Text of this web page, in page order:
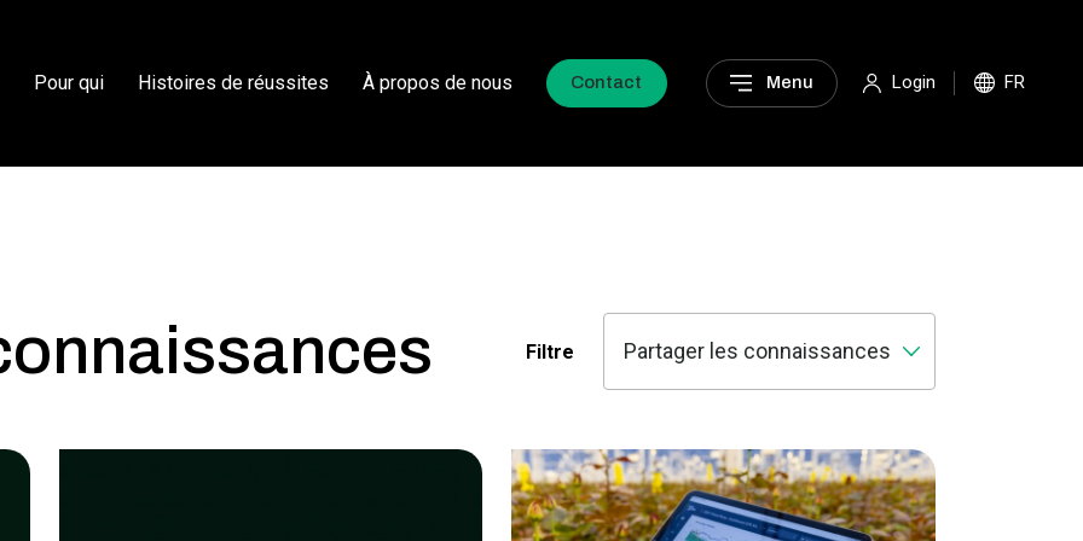
Pour qui Histoires de réussites À propos de nous Contact Menu Login FR
Filtre